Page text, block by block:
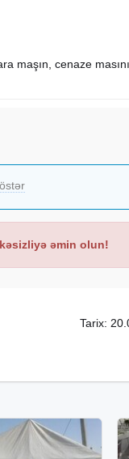
maşın, cenaze
əmin olun!
Tarix: